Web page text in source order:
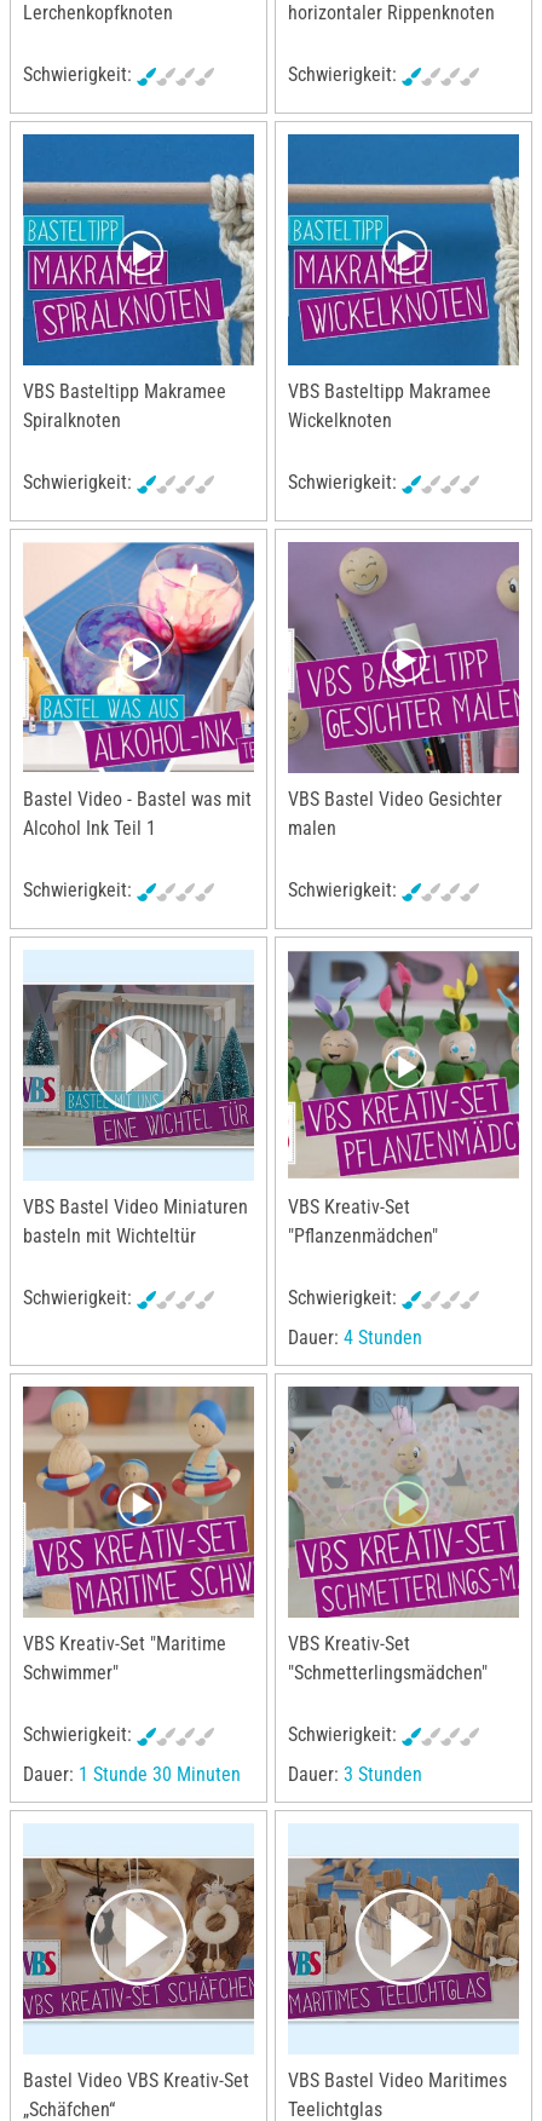
Lerchenkopfknoten
Schwierigkeit:
horizontaler Rippenknoten
Schwierigkeit:
VBS Basteltipp Makramee
Spiralknoten
Schwierigkeit:
VBS Basteltipp Makramee
Wickelknoten
Schwierigkeit:
Bastel Video - Bastel was mit
Alcohol Ink Teil 1
Schwierigkeit:
VBS Bastel Video Gesichter
malen
Schwierigkeit:
VBS Bastel Video Miniaturen
basteln mit Wichteltür
Schwierigkeit:
VBS Kreativ-Set
"Pflanzenmädchen"
Schwierigkeit:
Dauer: 4 Stunden
VBS Kreativ-Set "Maritime
Schwimmer"
Schwierigkeit:
Dauer: 1 Stunde 30 Minuten
VBS Kreativ-Set
"Schmetterlingsmädchen"
Schwierigkeit:
Dauer: 3 Stunden
Bastel Video VBS Kreativ-Set
„Schäfchen“
VBS Bastel Video Maritimes
Teelichtglas